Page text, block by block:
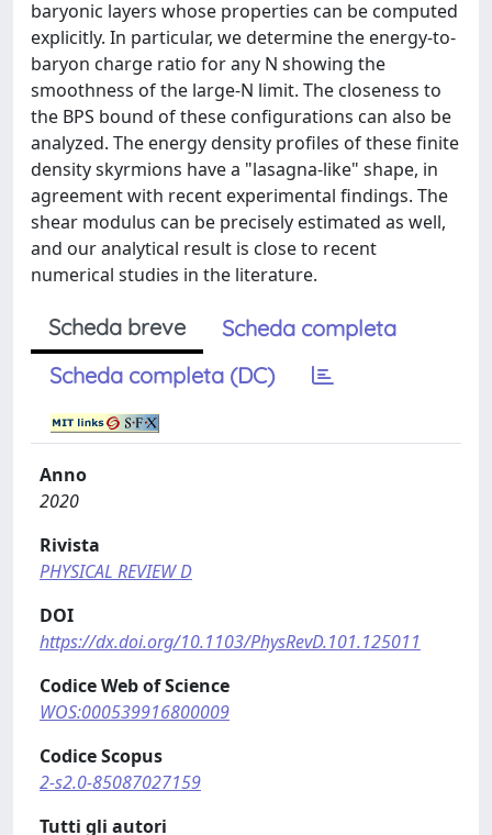
baryonic layers whose properties can be computed
explicitly. In particular, we determine the energy-to-
baryon charge ratio for any N showing the
smoothness of the large-N limit. The closeness to
the BPS bound of these configurations can also be
analyzed. The energy density profiles of these finite
density skyrmions have a "lasagna-like" shape, in
agreement with recent experimental findings. The
shear modulus can be precisely estimated as well,
and our analytical result is close to recent
numerical studies in the literature.
Scheda breve
Scheda completa
Scheda completa (DC)
Anno
2020
Rivista
PHYSICAL REVIEW D
DOI
https://dx.doi.org/10.1103/PhysRevD.101.125011
Codice Web of Science
WOS:000539916800009
Codice Scopus
2-s2.0-85087027159
Tutti gli autori